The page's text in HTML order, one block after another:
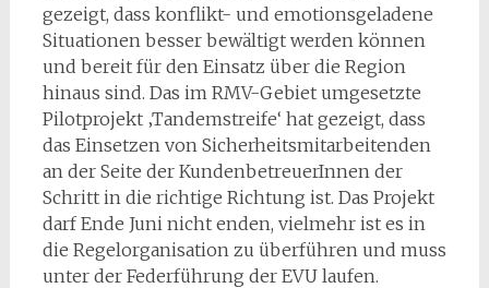
gezeigt, dass konflikt- und emotionsgeladene
Situationen besser bewältigt werden können
und bereit für den Einsatz über die Region
hinaus sind. Das im RMV-Gebiet umgesetzte
Pilotprojekt ‚Tandemstreife‘ hat gezeigt, dass
das Einsetzen von Sicherheitsmitarbeitenden
an der Seite der KundenbetreuerInnen der
Schritt in die richtige Richtung ist. Das Projekt
darf Ende Juni nicht enden, vielmehr ist es in
die Regelorganisation zu überführen und muss
unter der Federführung der EVU laufen.